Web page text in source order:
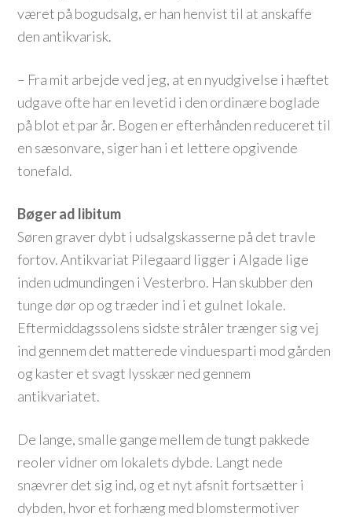
været på bogudsalg, er han henvist til at anskaffe
den antikvarisk.
– Fra mit arbejde ved jeg, at en nyudgivelse i hæftet
udgave ofte har en levetid i den ordinære boglade
på blot et par år. Bogen er efterhånden reduceret til
en sæsonvare, siger han i et lettere opgivende
tonefald.
Bøger ad libitum
Søren graver dybt i udsalgskasserne på det travle
fortov. Antikvariat Pilegaard ligger i Algade lige
inden udmundingen i Vesterbro. Han skubber den
tunge dør op og træder ind i et gulnet lokale.
Eftermiddagssolens sidste stråler trænger sig vej
ind gennem det matterede vinduesparti mod gården
og kaster et svagt lysskær ned gennem
antikvariatet.
De lange, smalle gange mellem de tungt pakkede
reoler vidner om lokalets dybde. Langt nede
snævrer det sig ind, og et nyt afsnit fortsætter i
dybden, hvor et forhæng med blomstermotiver